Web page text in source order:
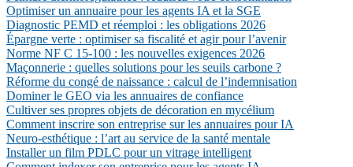
Optimiser un annuaire pour les agents IA et la SGE
Diagnostic PEMD et réemploi : les obligations 2026
Épargne verte : optimiser sa fiscalité et agir pour l’avenir
Norme NF C 15-100 : les nouvelles exigences 2026
Maçonnerie : quelles solutions pour les seuils carbone ?
Réforme du congé de naissance : calcul de l’indemnisation
Dominer le GEO via les annuaires de confiance
Cultiver ses propres objets de décoration en mycélium
Comment inscrire son entreprise sur les annuaires pour IA
Neuro-esthétique : l’art au service de la santé mentale
Installer un film PDLC pour un vitrage intelligent